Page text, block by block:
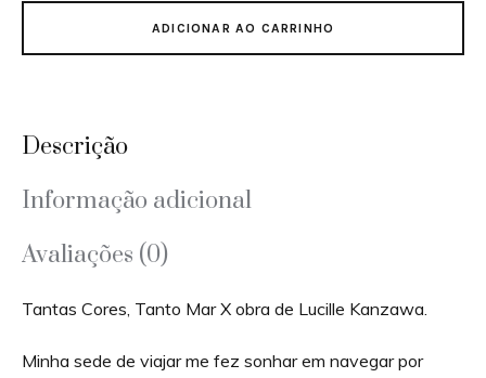
ADICIONAR AO CARRINHO
Descrição
Informação adicional
Avaliações (0)
Tantas Cores, Tanto Mar X obra de Lucille Kanzawa.
Minha sede de viajar me fez sonhar em navegar por